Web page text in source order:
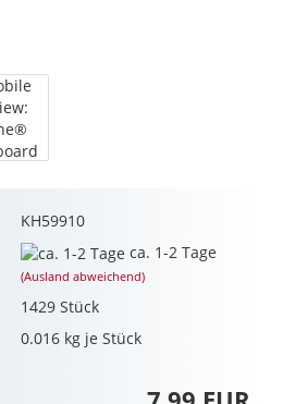
KH59910
ca. 1-2 Tage
(Ausland abweichend)
1429 Stück
0.016kg je Stück